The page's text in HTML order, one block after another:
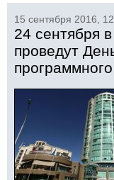
15 сентября 2016,
24 сентября
проведут